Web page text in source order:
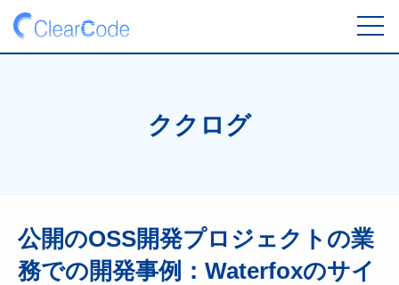
ククログ
公開のOSS開発プロジェクトの業
務での開発事例：Waterfoxのサイ